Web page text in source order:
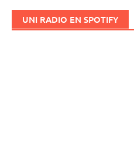
UNI RADIO EN SPOTIFY